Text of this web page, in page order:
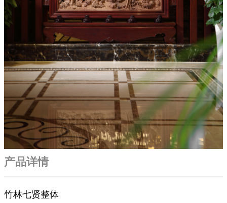
产品详情
竹林七贤整体